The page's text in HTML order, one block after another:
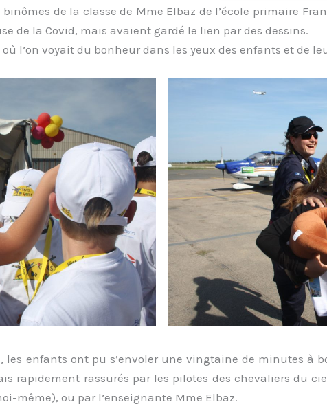
de la classe de Mme Elbaz de l’école primaire
de la Covid, mais avaient gardé le lien par des dessins.
l’on voyait du bonheur dans les yeux des enfants et de
les enfants ont pu s’envoler une vingtaine de minutes à
rapidement rassurés par les pilotes des chevaliers du
même), ou par l’enseignante Mme Elbaz.